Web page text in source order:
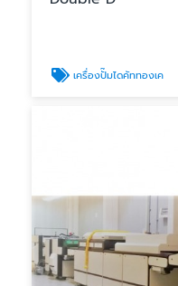
เครื่องปั๊มไดคัททองเค